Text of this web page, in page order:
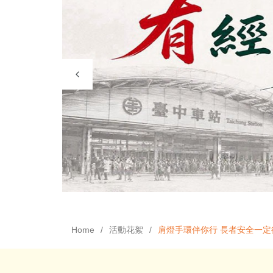
Home 活動花絮 肩燈手環伴你行 長者安全一定